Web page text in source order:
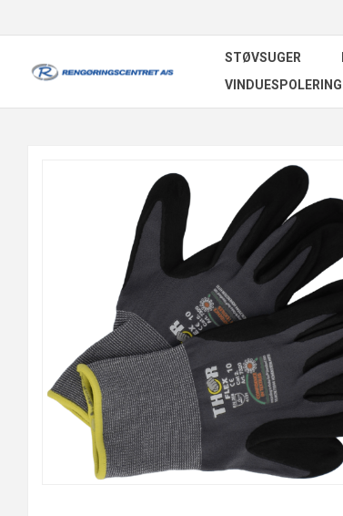
STØVSUGER
VINDUESPOLERING